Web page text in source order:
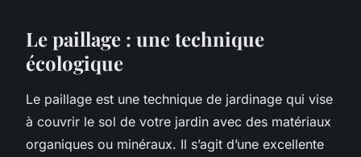
Le paillage : une technique
écologique
Le paillage est une technique de jardinage qui vise
à couvrir le sol de votre jardin avec des matériaux
organiques ou minéraux. Il s’agit d’une excellente